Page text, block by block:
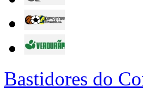
Bastidores do